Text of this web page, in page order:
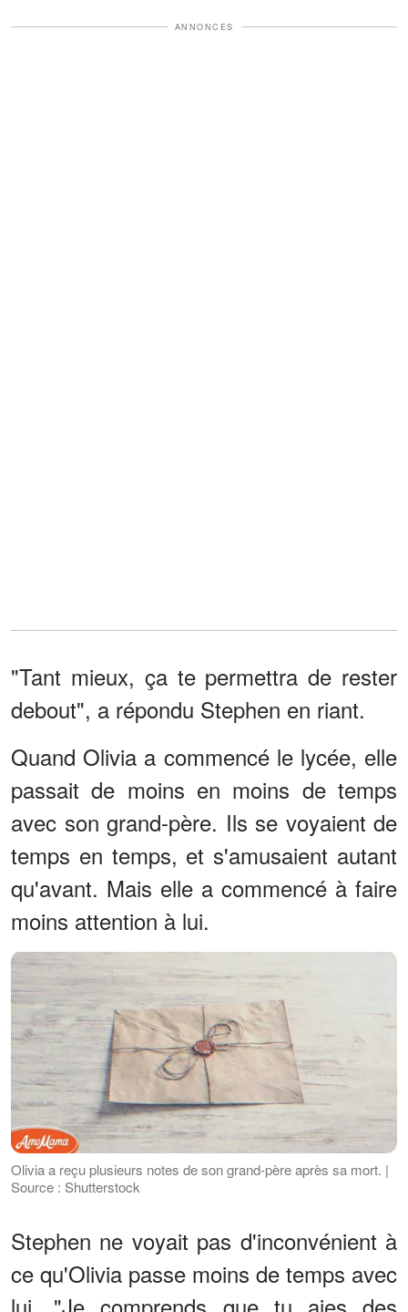
ANNONCES
"Tant mieux, ça te permettra de rester
debout", a répondu Stephen en riant.
Quand Olivia a commencé le lycée, elle
passait de moins en moins de temps
avec son grand-père. Ils se voyaient de
temps en temps, et s'amusaient autant
qu'avant. Mais elle a commencé à faire
moins attention à lui.
Olivia a reçu plusieurs notes de son grand-père après sa mort. |
Source : Shutterstock
Stephen ne voyait pas d'inconvénient à
ce qu'Olivia passe moins de temps avec